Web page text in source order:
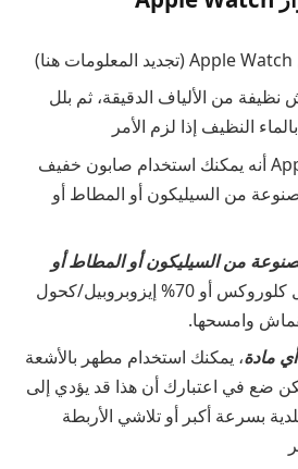
من الألياف الدقيقة، ثم بلل
النظيف إذا لزم الأمر
تلاحظ شركة Apple أنه يمكنك استخدام صابون خفيف
من السيليكون أو المطاط أو
من السيليكون أو المطاط أو
استخدم مناديل كلوروكس أو 70% إيزوبروبيل/كحول
وامسحها.
مادة، يمكنك استخدام مطهر بالأشعة
ضع في اعتبارك أن هذا قد يؤدي إلى
بسرعة أكبر أو تلاشي الأربطة